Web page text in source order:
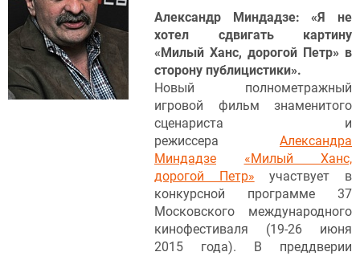
Александр Миндадзе: «Я не
хотел сдвигать картину
«Милый Ханс, дорогой Петр» в
сторону публицистики».
Новый полнометражный
игровой фильм знаменитого
сценариста и
режиссера Александра
Миндадзе
«Милый Ханс,
дорогой Петр» участвует в
конкурсной программе 37
Московского международного
кинофестиваля (19-26 июня
2015 года). В преддверии